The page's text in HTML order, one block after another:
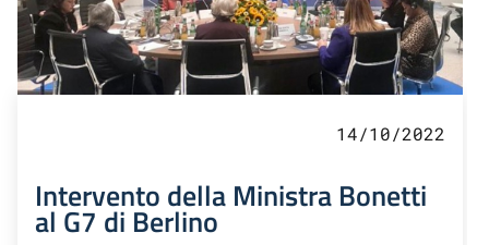
14/10/2022
Intervento della Ministra Bonetti
al G7 di Berlino